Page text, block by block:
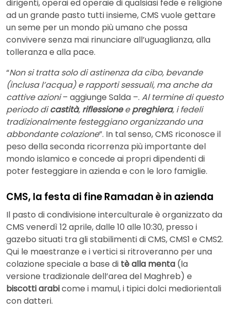
dirigenti, operai ed operaie di qualsiasi fede e religione
ad un grande pasto tutti insieme, CMS vuole gettare
un seme per un mondo più umano che possa
convivere senza mai rinunciare all’uguaglianza, alla
tolleranza e alla pace.
“Non si tratta solo di astinenza da cibo, bevande
(inclusa l’acqua) e rapporti sessuali, ma anche da
cattive azioni– aggiunge Salda –. Al termine di questo
periodo dicastità, riflessioneepreghiera, i fedeli
tradizionalmente festeggiano organizzando una
abbondante colazione”. In tal senso, CMS riconosce il
peso della seconda ricorrenza più importante del
mondo islamico e concede ai propri dipendenti di
poter festeggiare in azienda e con le loro famiglie.
CMS, la festa di fine Ramadan è in azienda
Il pasto di condivisione interculturale è organizzato da
CMS venerdì 12 aprile, dalle 10 alle 10:30, presso i
gazebo situati tra gli stabilimenti di CMS, CMS1 e CMS2.
Qui le maestranze e i vertici si ritroveranno per una
colazione speciale a base di tè alla menta (la
versione tradizionale dell’area del Maghreb) e
biscotti arabicome i mamul, i tipici dolci mediorientali
con datteri.